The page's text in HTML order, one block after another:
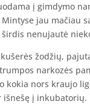
į gimdymo
jau mačiau
nenujautė
žodžių,
narkozės
nors kraujo
į inkubatorių.